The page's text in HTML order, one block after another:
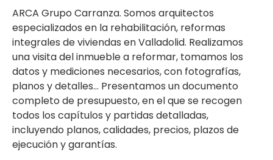
ARCA Grupo Carranza. Somos arquitectos
especializados en la rehabilitación, reformas
integrales de viviendas en Valladolid. Realizamos
una visita del inmueble a reformar, tomamos los
datos y mediciones necesarios, con fotografías,
planos y detalles… Presentamos un documento
completo de presupuesto, en el que se recogen
todos los capítulos y partidas detalladas,
incluyendo planos, calidades, precios, plazos de
ejecución y garantías.